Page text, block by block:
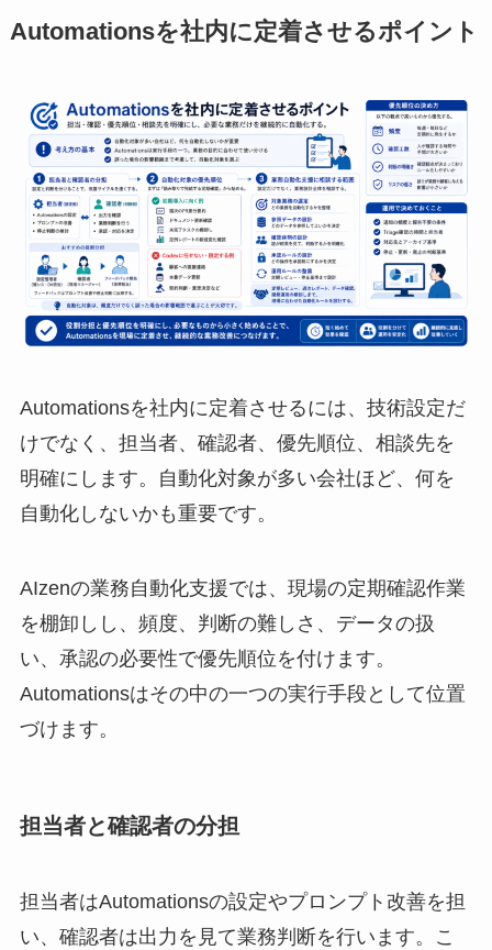
Automationsを社内に定着させるポイント
Automationsを社内に定着させるには、技術設定だ
けでなく、担当者、確認者、優先順位、相談先を
明確にします。自動化対象が多い会社ほど、何を
自動化しないかも重要です。
AIzenの業務自動化支援では、現場の定期確認作業
を棚卸しし、頻度、判断の難しさ、データの扱
い、承認の必要性で優先順位を付けます。
Automationsはその中の一つの実行手段として位置
づけます。
担当者と確認者の分担
担当者はAutomationsの設定やプロンプト改善を担
い、確認者は出力を見て業務判断を行います。こ